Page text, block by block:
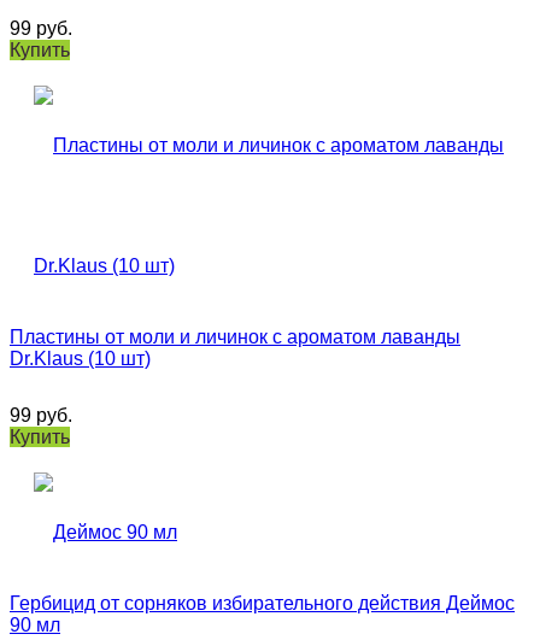
99 руб.
Купить
Пластины от моли и личинок с ароматом лаванды
Dr.Klaus (10 шт)
99 руб.
Купить
Гербицид от сорняков избирательного действия Деймос
90 мл